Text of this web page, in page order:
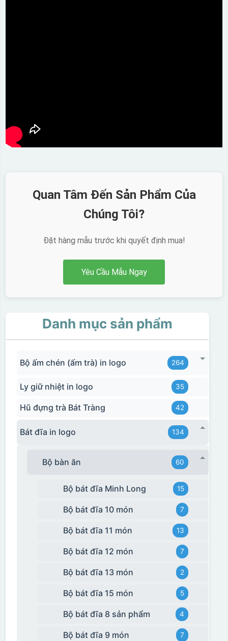
Quan Tâm Đến Sản Phẩm Của
Chúng Tôi?
Đặt hàng mẫu trước khi quyết định mua!
Yêu Cầu Mẫu Ngay
Danh mục sản phẩm
Bộ ấm chén (ấm trà) in logo 264
Ly giữ nhiệt in logo 35
Hũ đựng trà Bát Tràng 42
Bát đĩa in logo 134
Bộ bàn ăn 60
Bộ bát đĩa Minh Long 15
Bộ bát đĩa 10 món 7
Bộ bát đĩa 11 món 13
Bộ bát đĩa 12 món 7
Bộ bát đĩa 13 món 2
Bộ bát đĩa 15 món 5
Bộ bát đĩa 8 sản phẩm 4
Bộ bát đĩa 9 món 7